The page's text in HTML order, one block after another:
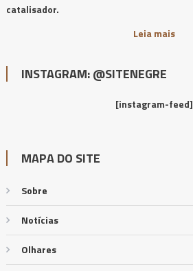
catalisador.
Leia mais
INSTAGRAM: @SITENEGRE
[instagram-feed]
MAPA DO SITE
Sobre
Notícias
Olhares